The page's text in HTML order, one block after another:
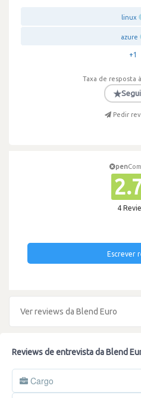
linux
azure
+1
Taxa de resposta
★
Pedir
pen
4
Escrever
Ver reviews da Blend Euro
Reviews de entrevista da Blend
Cargo